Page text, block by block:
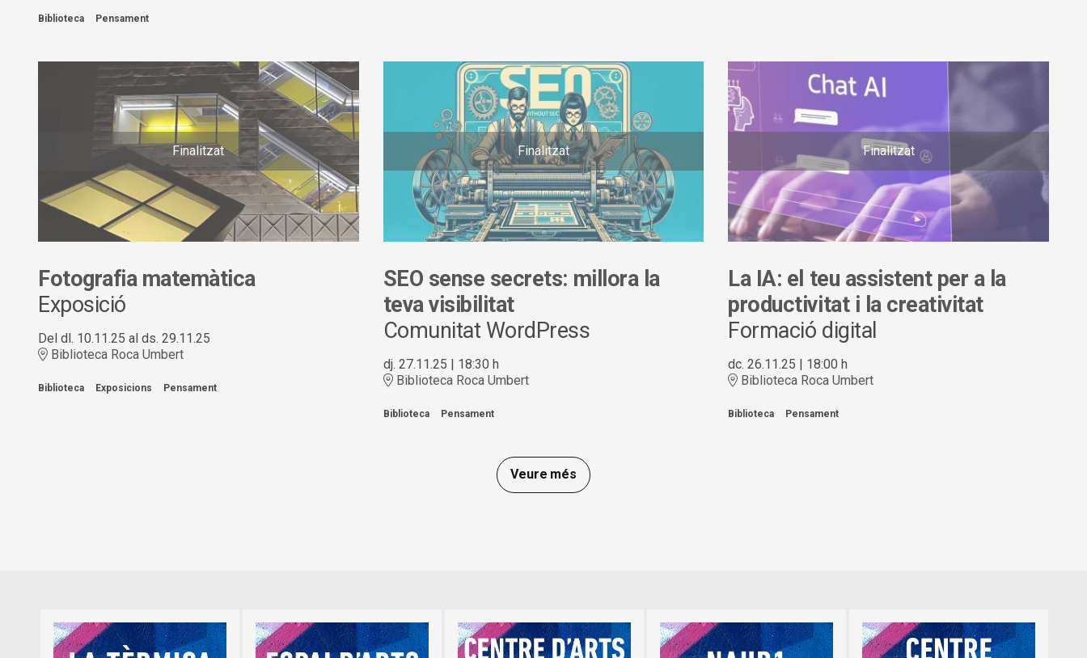
Biblioteca Pensament
Finalitzat
Fotografia matemàtica
Exposició
Del dl. 10.11.25 al ds. 29.11.25
Biblioteca Roca Umbert
Biblioteca Exposicions Pensament
Finalitzat
SEO sense secrets: millora la
teva visibilitat
Comunitat WordPress
dj. 27.11.25
18:30 h
Biblioteca Roca Umbert
Biblioteca Pensament
Finalitzat
La IA: el teu assistent per a la
productivitat i la creativitat
Formació digital
dc. 26.11.25
18:00 h
Biblioteca Roca Umbert
Biblioteca Pensament
Veure més